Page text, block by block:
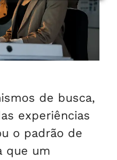
de busca,
experiências
o padrão de
que um